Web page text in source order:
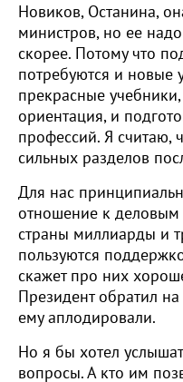
Новиков, Останина,
министров, но ее
скорее. Потому что
потребуются и новые
прекрасные
ориентация, и
профессий. Я считаю,
сильных разделов
Для нас
отношение к деловым
страны миллиарды и
пользуются
скажет про них
Президент обратил
ему аплодировали.
Но я бы хотел
вопросы. А кто им